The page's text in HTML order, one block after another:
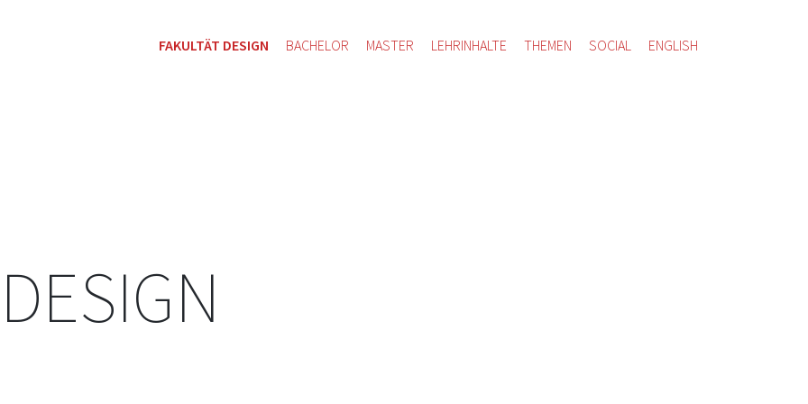
FAKULTÄT DESIGN BACHELOR MASTER LEHRINHALTE THEMEN SOCIAL ENGLISH